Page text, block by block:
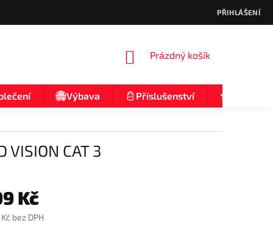
PŘIHLÁŠENÍ
NÁKUPNÍ
Prázdný košík
Výbava Příslušenství
CAT 3
Kč
bez DPH